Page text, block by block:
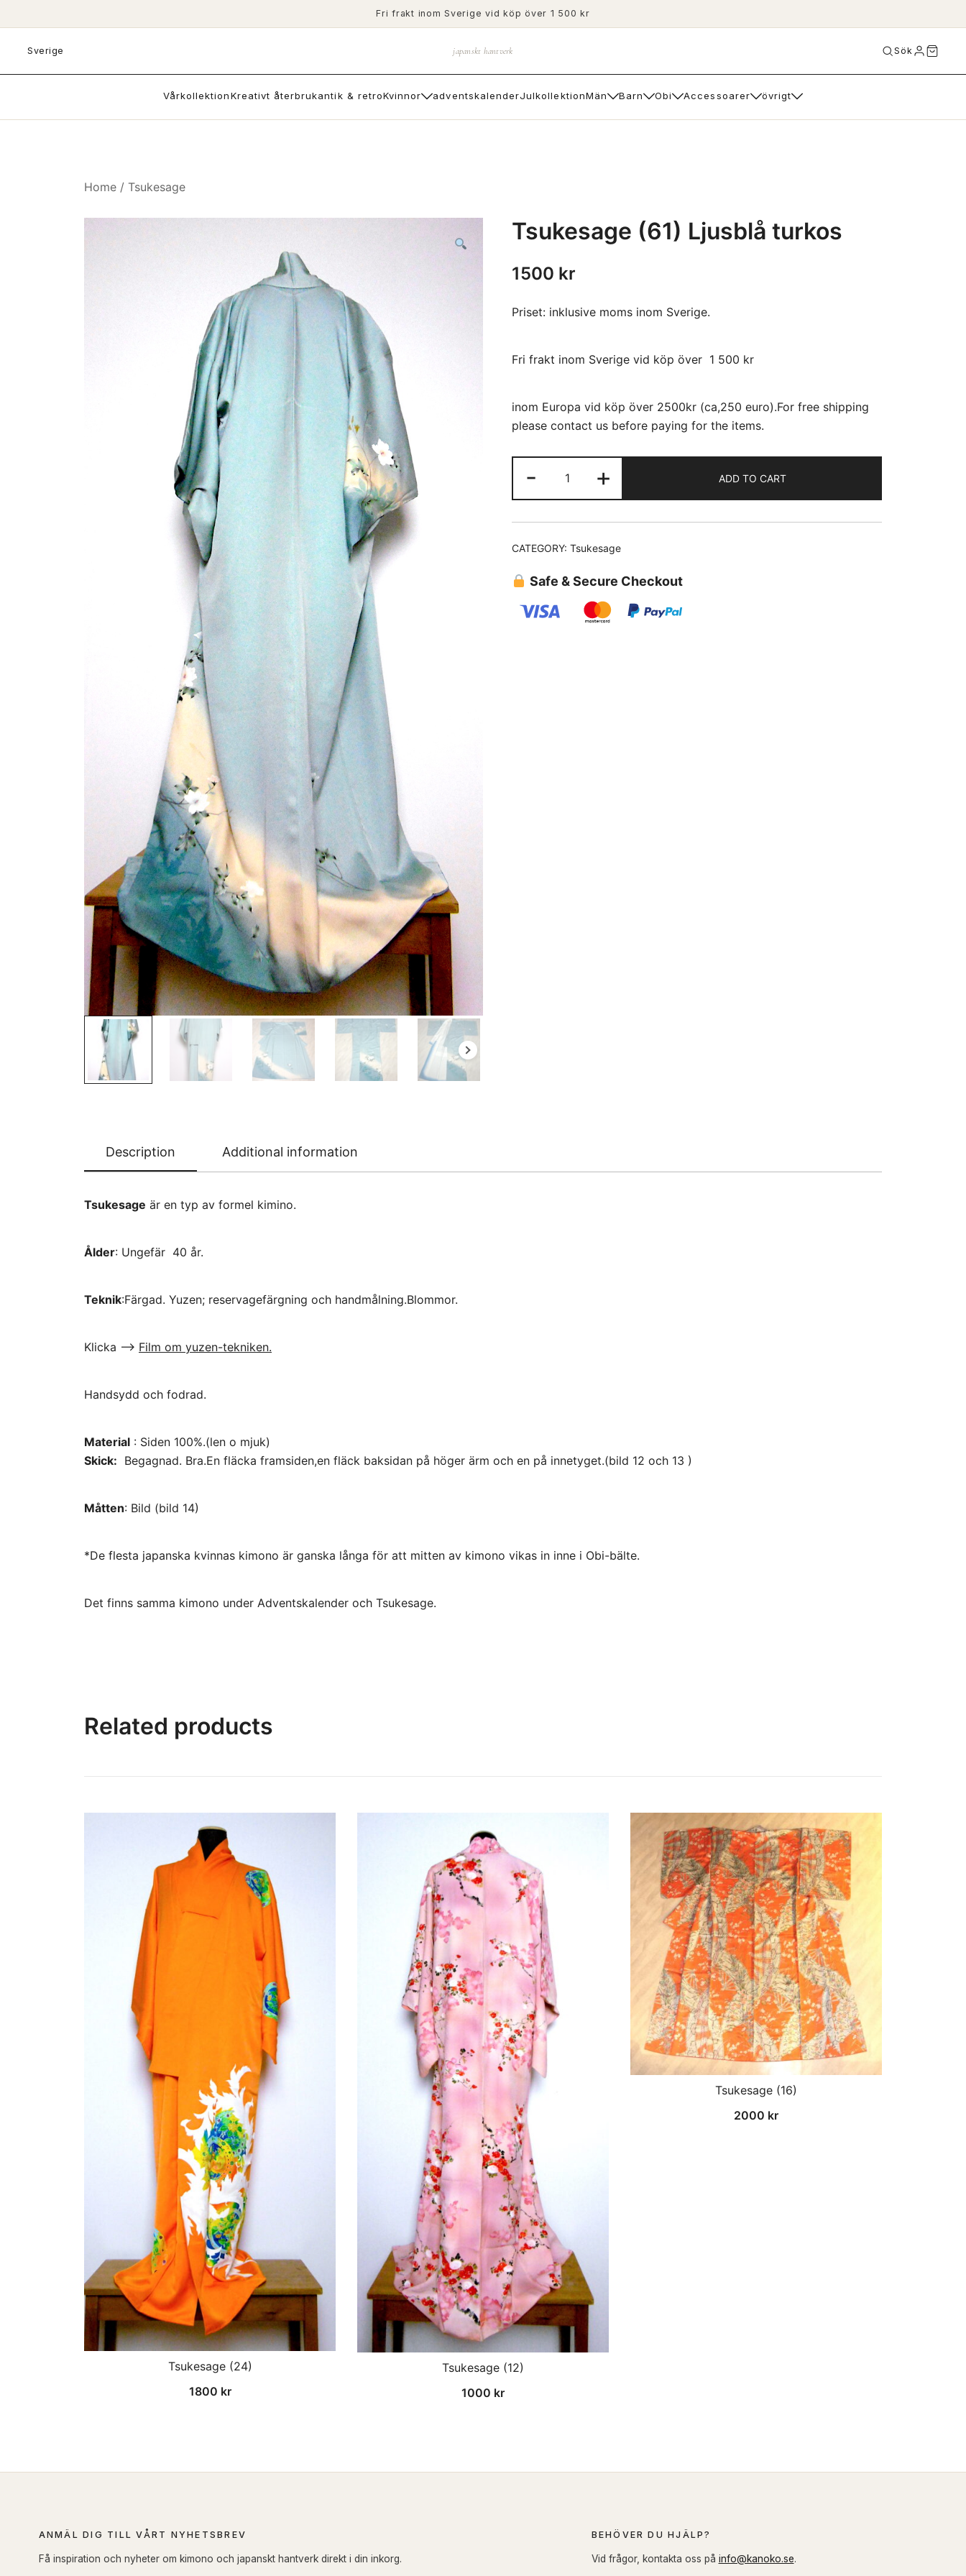
to
content
Fri frakt inom Sverige vid köp över 1 500 kr
Sverige japanskt hantverk Sök
VårkollektionKreativt återbrukantik & retroKvinnor adventskalenderJulkollektionMän Barn Obi Accessoarer övrigt
Home / Tsukesage
Tsukesage (61) Ljusblå turkos
1500 kr
Priset: inklusive moms inom Sverige.
Fri frakt inom Sverige vid köp över 1 500 kr
inom Europa vid köp över 2500kr (ca,250 euro).For free shipping
please contact us before paying for the items.
-
(61)
Ljusblå
turkos
quantity
+ ADD TO CART
CATEGORY: Tsukesage
Safe & Secure Checkout
Description Additional information
Tsukesage är en typ av formel kimino.
Ålder: Ungefär 40 år.
Teknik:Färgad. Yuzen; reservagefärgning och handmålning.Blommor.
Klicka –> Film om yuzen-tekniken.
Handsydd och fodrad.
Material : Siden 100%.(len o mjuk)
Skick: Begagnad. Bra.En fläcka framsiden,en fläck baksidan på höger ärm och en på innetyget.(bild 12 och 13 )
Måtten: Bild (bild 14)
*De flesta japanska kvinnas kimono är ganska långa för att mitten av kimono vikas in inne i Obi-bälte.
Det finns samma kimono under Adventskalender och Tsukesage.
Related products
Tsukesage (24)
1800 kr
Tsukesage (12)
1000 kr
Tsukesage (16)
2000 kr
ANMÄL DIG TILL VÅRT NYHETSBREV
Få inspiration och nyheter om kimono och japanskt hantverk direkt i din inkorg.
BEHÖVER DU HJÄLP?
Vid frågor, kontakta oss på info@kanoko.se.